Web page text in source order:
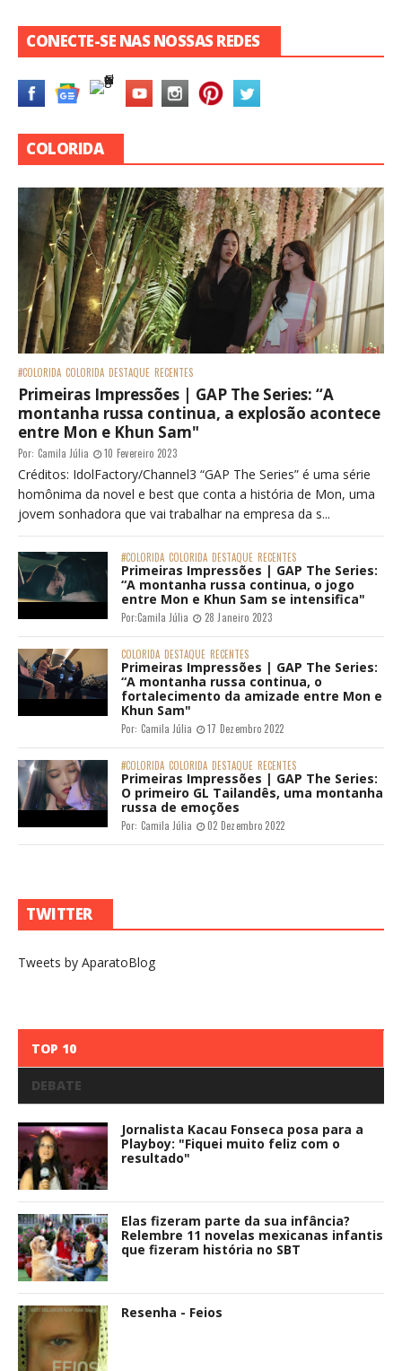
CONECTE-SE NAS NOSSAS REDES
COLORIDA
#COLORIDA COLORIDA DESTAQUE RECENTES
Primeiras Impressões | GAP The Series: “A
montanha russa continua, a explosão acontece
entre Mon e Khun Sam"
Por: Camila Júlia 10 Fevereiro 2023
Créditos: IdolFactory/Channel3 “GAP The Series” é uma série
homônima da novel e best que conta a história de Mon, uma
jovem sonhadora que vai trabalhar na empresa da s...
#COLORIDA COLORIDA DESTAQUE RECENTES
Primeiras Impressões | GAP The Series:
“A montanha russa continua, o jogo
entre Mon e Khun Sam se intensifica"
Por:Camila Júlia 28 Janeiro 2023
COLORIDA DESTAQUE RECENTES
Primeiras Impressões | GAP The Series:
“A montanha russa continua, o
fortalecimento da amizade entre Mon e
Khun Sam"
Por: Camila Júlia 17 Dezembro 2022
#COLORIDA COLORIDA DESTAQUE RECENTES
Primeiras Impressões | GAP The Series:
O primeiro GL Tailandês, uma montanha
russa de emoções
Por: Camila Júlia 02 Dezembro 2022
TWITTER
Tweets by AparatoBlog
TOP 10
DEBATE
Jornalista Kacau Fonseca posa para a
Playboy: "Fiquei muito feliz com o
resultado"
Elas fizeram parte da sua infância?
Relembre 11 novelas mexicanas infantis
que fizeram história no SBT
Resenha - Feios